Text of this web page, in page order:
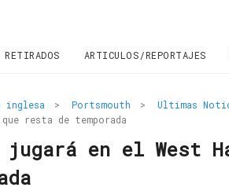
RETIRADOS ARTICULOS/REPORTAJES
inglesa > Portsmouth > Ultimas
resta de temporada
jugará en el West